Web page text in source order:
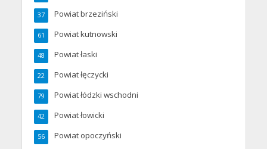
Powiat brzeziński
37
Powiat kutnowski
61
Powiat łaski
48
Powiat łęczycki
22
Powiat łódzki wschodni
79
Powiat łowicki
42
Powiat opoczyński
56